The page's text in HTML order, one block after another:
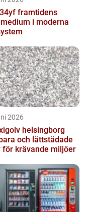
i moderna
2026
helsingborg
och lättstädade
för krävande miljöer